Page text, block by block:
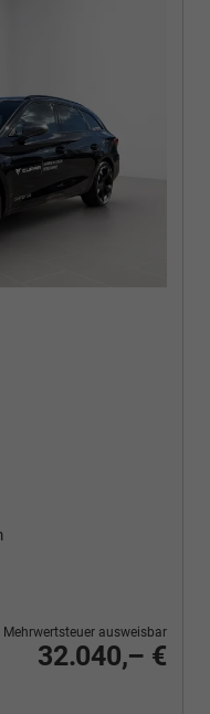
32.040,– €
Mehrwertsteuer ausweisbar